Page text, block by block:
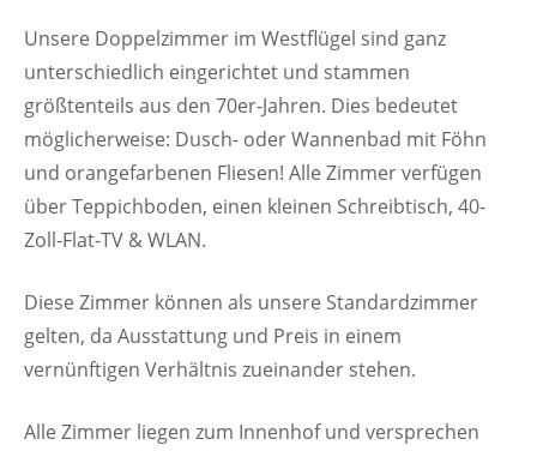
Unsere Doppelzimmer im Westflügel sind ganz
unterschiedlich eingerichtet und stammen
größtenteils aus den 70er-Jahren. Dies bedeutet
möglicherweise: Dusch- oder Wannenbad mit Föhn
und orangefarbenen Fliesen! Alle Zimmer verfügen
über Teppichboden, einen kleinen Schreibtisch, 40-
Zoll-Flat-TV & WLAN.
Diese Zimmer können als unsere Standardzimmer
gelten, da Ausstattung und Preis in einem
vernünftigen Verhältnis zueinander stehen.
Alle Zimmer liegen zum Innenhof und versprechen